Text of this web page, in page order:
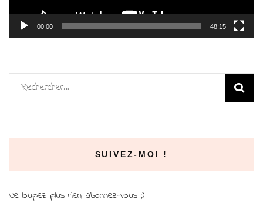
00:00 48:15
Rechercher :
SUIVEZ-MOI !
Ne loupez plus rien, abonnez-vous ;)